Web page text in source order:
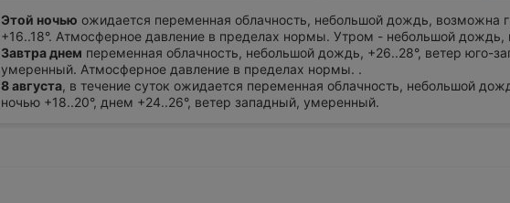
Этой ночью ожидается переменная облачность, небольшой дождь, возможна
+16..18°. Атмосферное давление в пределах нормы. Утром - небольшой дождь,
Завтра днем переменная облачность, небольшой дождь, +26..28°, ветер юго-
умеренный. Атмосферное давление в пределах нормы. .
8 августа, в течение суток ожидается переменная облачность, небольшой
ночью +18..20°, днем +24..26°, ветер западный, умеренный.